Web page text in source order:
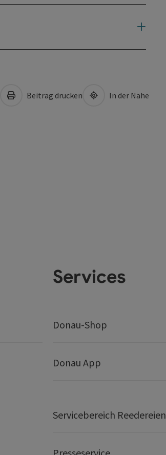
Beitrag drucken In der Nähe
Services
Donau-Shop
Donau App
Servicebereich Reedereien